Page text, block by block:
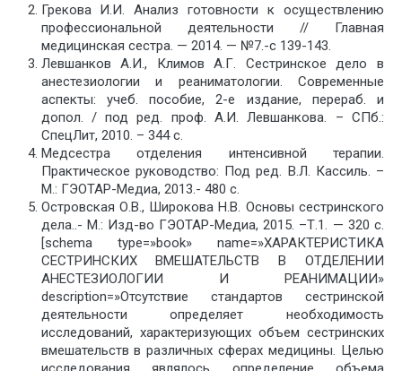
Грекова И.И. Анализ готовности к осуществлению
профессиональной деятельности // Главная
медицинская сестра. — 2014. — №7.-с 139-143.
Левшанков А.И., Климов А.Г. Сестринское дело в
анестезиологии и реаниматологии. Современные
аспекты: учеб. пособие, 2-е издание, перераб. и
допол. / под ред. проф. А.И. Левшанкова. – СПб.:
СпецЛит, 2010. – 344 с.
Медсестра отделения интенсивной терапии.
Практическое руководство: Под ред. В.Л. Кассиль. –
М.: ГЭОТАР-Медиа, 2013.- 480 с.
Островская О.В., Широкова Н.В. Основы сестринского
дела..- М.: Изд-во ГЭОТАР-Медиа, 2015. –Т.1. — 320 с.
[schema type=»book» name=»ХАРАКТЕРИСТИКА
СЕСТРИНСКИХ ВМЕШАТЕЛЬСТВ В ОТДЕЛЕНИИ
АНЕСТЕЗИОЛОГИИ И РЕАНИМАЦИИ»
description=»Отсутствие стандартов сестринской
деятельности определяет необходимость
исследований, характеризующих объем сестринских
вмешательств в различных сферах медицины. Целью